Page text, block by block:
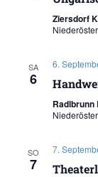
Ziersdorf
SA
6
6.
Radlbrunn
SO
7
7.